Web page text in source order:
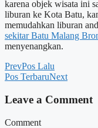
karena objek wisata ini
liburan ke Kota Batu,
memudahkan liburan
sekitar Batu Malang
menyenangkan.
PrevPos Lalu
Pos TerbaruNext
Leave a Comment
Comment